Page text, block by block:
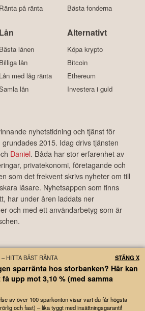
Ränta på ränta
Bästa fonderna
Lån
Bästa lånen
Billiga lån
Lån med låg ränta
lån
Alternativt
Köpa krypto
Bitcoin
Ethereum
Investera i guld
nyhetstidning och tjänst för
2015. Idag drivs tjänsten
Daniel. Båda har stor erfarenhet av
privatekonomi, företagande och
som det frekvent skrivs nyheter om till
läsare. Nyhetsappen som finns
har under åren laddats ner
och med ett användarbetyg som är
är inte finansiella rådgivare, står inte under
ger inga råd till dig. Detta innebär att
på information som direkt eller indirekt härrörande
med koppling till Börskollen, alltid fattas
frånsäger sig allt ansvar för eventuell
det må vara som grundar sig på användandet av
Börskollen.
HITTA BÄST RÄNTA
sparränta hos storbanken? Här kan
upp mot 3,10 % (med samma
av över 100 sparkonton visar vart du får högsta
och fast) – lika tyggt med insättningsgaranti!
STÄNG X